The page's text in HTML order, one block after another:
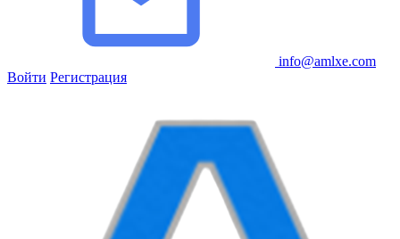
info@amlxe.com
Войти Регистрация